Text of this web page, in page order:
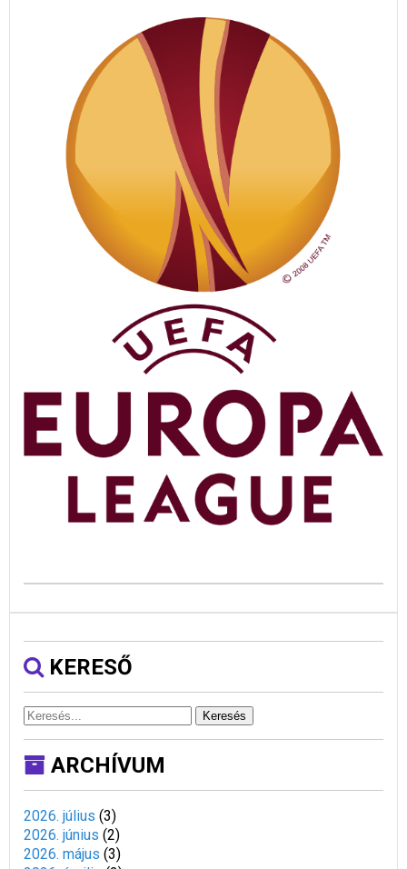
KERESŐ
Keresés
ARCHÍVUM
2026. július (3)
2026. június (2)
2026. május (3)